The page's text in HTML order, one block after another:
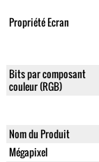
Propriété Ecran
Bits par composant
couleur (RGB)
Nom du Produit
Mégapixel